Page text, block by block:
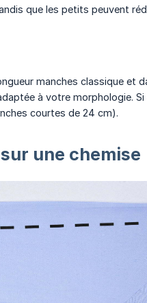
que les petits peuvent
manches classique et
à votre morphologie.
courtes de 24 cm).
une chemise